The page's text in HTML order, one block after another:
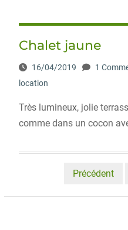
Chalet jaune
16/04/2019 1
location
Très lumineux, jolie
comme dans un cocon
Pagination
des
Précédent